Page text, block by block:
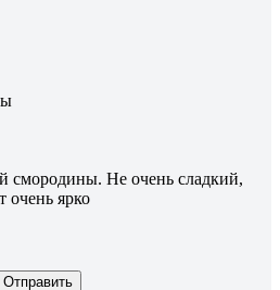
смородины. Не очень сладкий,
очень ярко
Отправить